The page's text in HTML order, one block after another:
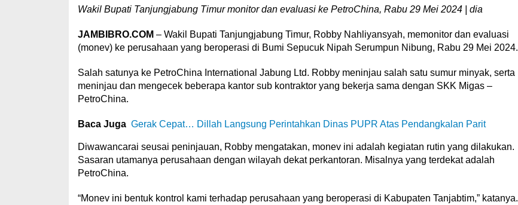
Wakil Bupati Tanjungjabung Timur monitor dan evaluasi ke PetroChina, Rabu 29 Mei 2024 | dia
JAMBIBRO.COM – Wakil Bupati Tanjungjabung Timur, Robby Nahliyansyah, memonitor dan evaluasi
(monev) ke perusahaan yang beroperasi di Bumi Sepucuk Nipah Serumpun Nibung, Rabu 29 Mei 2024.
Salah satunya ke PetroChina International Jabung Ltd. Robby meninjau salah satu sumur minyak, serta
meninjau dan mengecek beberapa kantor sub kontraktor yang bekerja sama dengan SKK Migas –
PetroChina.
Baca Juga Gerak Cepat… Dillah Langsung Perintahkan Dinas PUPR Atas Pendangkalan Parit
Diwawancarai seusai peninjauan, Robby mengatakan, monev ini adalah kegiatan rutin yang dilakukan.
Sasaran utamanya perusahaan dengan wilayah dekat perkantoran. Misalnya yang terdekat adalah
PetroChina.
“Monev ini bentuk kontrol kami terhadap perusahaan yang beroperasi di Kabupaten Tanjabtim,” katanya.